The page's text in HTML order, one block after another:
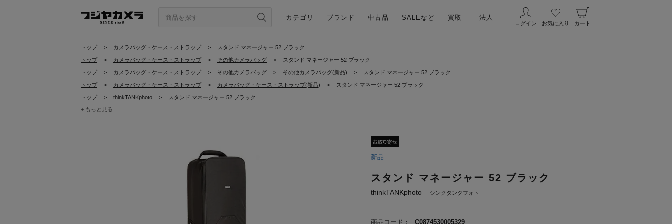
カテゴリ ブランド 中古品 SALEなど 買取 法人
ログイン お気に入り カート
トップ > カメラバッグ・ケース・ストラップ > スタンド マネージャー 52 ブラック
トップ > カメラバッグ・ケース・ストラップ > その他カメラバッグ > スタンド マネージャー 52 ブラック
トップ > カメラバッグ・ケース・ストラップ > その他カメラバッグ > その他カメラバッグ(新品) > スタンド マネージャー 52 ブラック
トップ > カメラバッグ・ケース・ストラップ > カメラバッグ・ケース・ストラップ(新品) > スタンド マネージャー 52 ブラック
トップ > thinkTANKphoto >
スタンド マネージャー 52 ブラック
+ もっと見る
新品
スタンド マネージャー 52 ブラック
thinkTANKphoto シンクタンクフォト
商品コード： C0874530005329